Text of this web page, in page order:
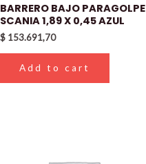
BARRERO BAJO PARAGOLPE
SCANIA 1,89 X 0,45 AZUL
$ 153.691,70
Add to cart